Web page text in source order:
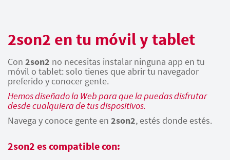
2son2 en tu móvil y tablet
Con 2son2 no necesitas instalar ninguna app en tu
móvil o tablet: solo tienes que abrir tu navegador
preferido y conocer gente.
Hemos diseñado la Web para que la puedas disfrutar
desde cualquiera de tus dispositivos.
Navega y conoce gente en 2son2, estés donde estés.
2son2 es compatible con: